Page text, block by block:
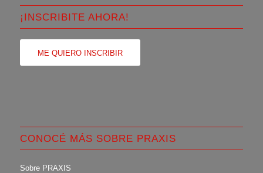
¡INSCRIBITE AHORA!
ME QUIERO INSCRIBIR
CONOCÉ MÁS SOBRE PRAXIS
Sobre PRAXIS